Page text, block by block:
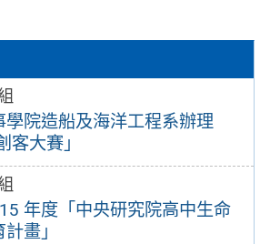
學院造船及海洋工程系辦理
客大賽」
年度「中央研究院高中生命
畫」